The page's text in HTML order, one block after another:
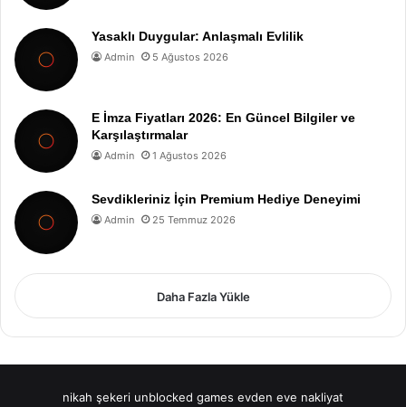
Yasaklı Duygular: Anlaşmalı Evlilik
Admin 5 Ağustos 2026
E İmza Fiyatları 2026: En Güncel Bilgiler ve
Karşılaştırmalar
Admin 1 Ağustos 2026
Sevdikleriniz İçin Premium Hediye Deneyimi
Admin 25 Temmuz 2026
Daha Fazla Yükle
nikah şekeri unblocked games evden eve nakliyat